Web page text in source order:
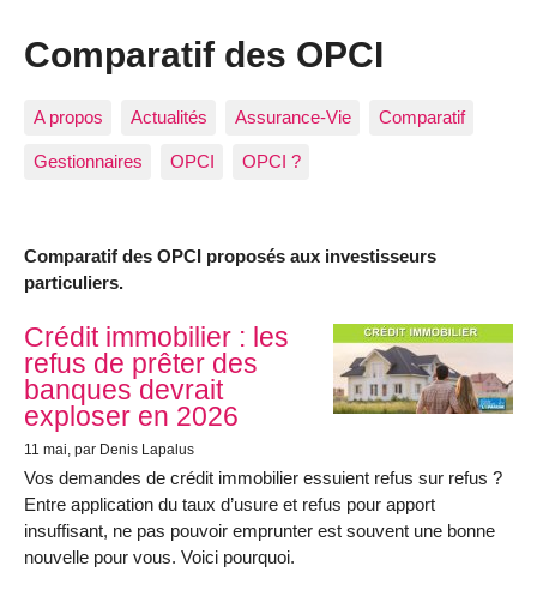
Comparatif des OPCI
A propos Actualités Assurance-Vie Comparatif
Gestionnaires OPCI OPCI ?
Comparatif des OPCI proposés aux investisseurs
particuliers.
Articles les plus récents
Crédit immobilier : les
refus de prêter des
banques devrait
exploser en 2026
11 mai , par Denis Lapalus
Vos demandes de crédit immobilier essuient refus sur refus ?
Entre application du taux d’usure et refus pour apport
insuffisant, ne pas pouvoir emprunter est souvent une bonne
nouvelle pour vous. Voici pourquoi.